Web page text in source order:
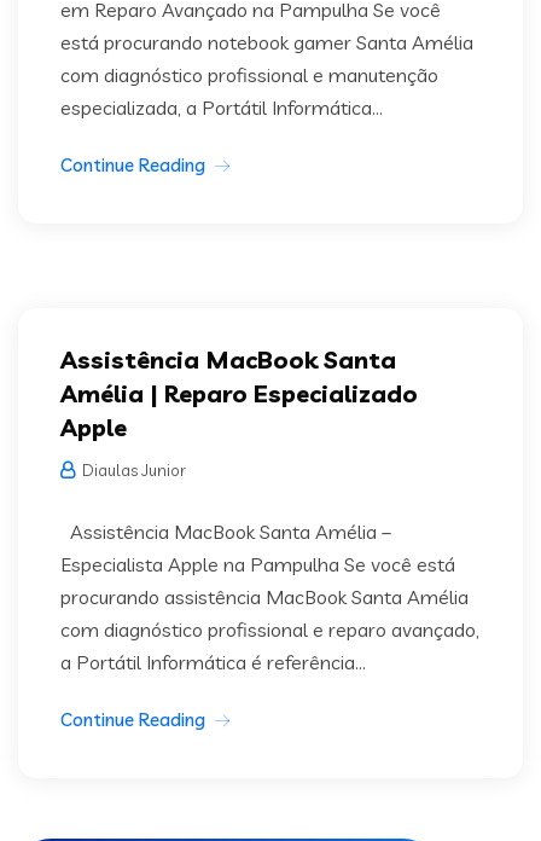
em Reparo Avançado na Pampulha Se você
está procurando notebook gamer Santa Amélia
com diagnóstico profissional e manutenção
especializada, a Portátil Informática...
Continue Reading
Assistência MacBook Santa
Amélia | Reparo Especializado
Apple
Diaulas Junior
Assistência MacBook Santa Amélia –
Especialista Apple na Pampulha Se você está
procurando assistência MacBook Santa Amélia
com diagnóstico profissional e reparo avançado,
a Portátil Informática é referência...
Continue Reading